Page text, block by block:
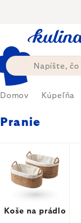
Domov Kúpeľňa
Pranie
Koše na prádlo